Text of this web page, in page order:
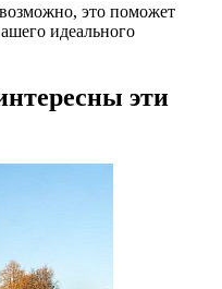
это поможет
идеального
эти